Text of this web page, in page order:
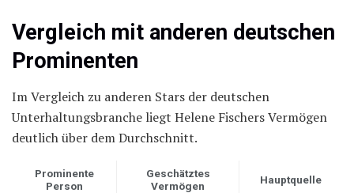
Vergleich mit anderen deutschen
Prominenten
Im Vergleich zu anderen Stars der deutschen
Unterhaltungsbranche liegt Helene Fischers Vermögen
deutlich über dem Durchschnitt.
Prominente
Person
Geschätztes
Vermögen
Hauptquelle